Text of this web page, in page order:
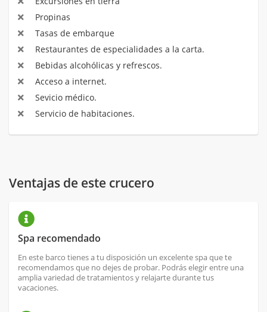
Propinas
Tasas de embarque
Restaurantes de especialidades a la carta.
Bebidas alcohólicas y refrescos.
Acceso a internet.
Sevicio médico.
Servicio de habitaciones.
Ventajas de este crucero
Spa recomendado
En este barco tienes a tu disposición un excelente spa que te
recomendamos que no dejes de probar. Podrás elegir entre una
amplia variedad de tratamientos y relajarte durante tus
vacaciones.